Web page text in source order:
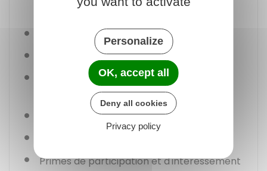
situation économique de l'entreprise
Indemnités de licenciement
Indemnités de mise à la retraite
Indemnités représentatives de frais
professionnels
Indemnités de rupture conventionnelle
Primes de participation et d'intéressement
Personalize
OK, accept all
Deny all cookies
Privacy policy